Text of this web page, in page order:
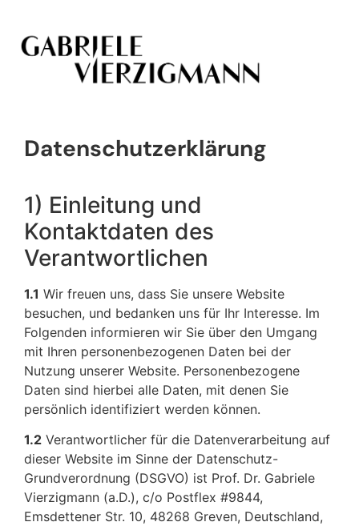
Datenschutzerklärung
1) Einleitung und
Kontaktdaten des
Verantwortlichen
1.1 Wir freuen uns, dass Sie unsere Website
besuchen, und bedanken uns für Ihr Interesse. Im
Folgenden informieren wir Sie über den Umgang
mit Ihren personenbezogenen Daten bei der
Nutzung unserer Website. Personenbezogene
Daten sind hierbei alle Daten, mit denen Sie
persönlich identifiziert werden können.
1.2 Verantwortlicher für die Datenverarbeitung auf
dieser Website im Sinne der Datenschutz-
Grundverordnung (DSGVO) ist Prof. Dr. Gabriele
Vierzigmann (a.D.), c/o Postflex #9844,
Emsdettener Str. 10, 48268 Greven, Deutschland,